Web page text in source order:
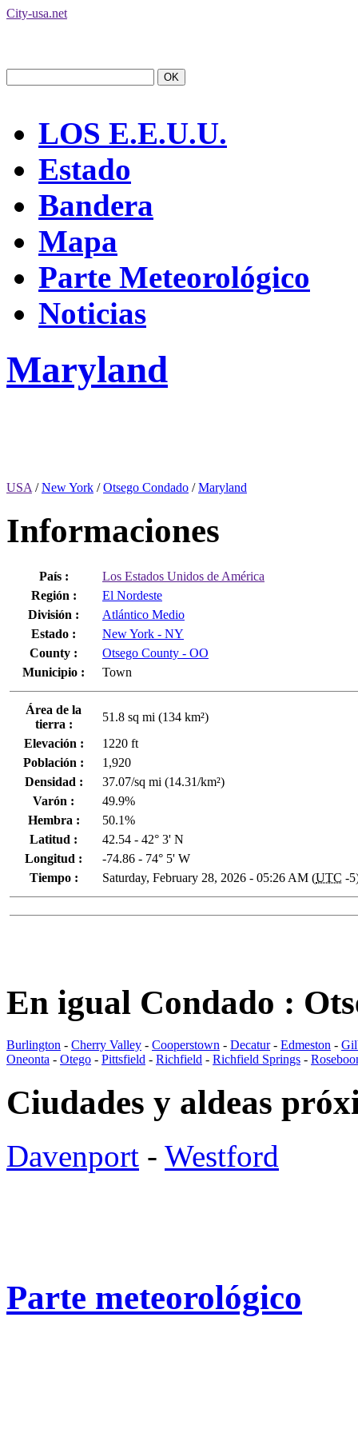
City-usa.net
LOS E.E.U.U.
Estado
Bandera
Mapa
Parte Meteorológico
Noticias
Maryland
USA /New York /Otsego Condado /Maryland
Informaciones
País :
Los Estados Unidos de América
Región :
El Nordeste
División :
Atlántico Medio
Estado :
New York - NY
County :
Otsego County - OO
Municipio :
Town
Área de la
tierra :
51.8 sq mi (134 km²)
Elevación :
1220 ft
Población :
1,920
Densidad :
37.07/sq mi (14.31/km²)
Varón :
49.9%
Hembra :
50.1%
Latitud :
42.54 - 42° 3' N
Longitud :
-74.86 - 74° 5' W
Tiempo :
Saturday, February 28, 2026 - 05:26 AM (UTC -
En igual Condado :
Burlington - Cherry Valley - Cooperstown - Decatur- Edmeston -
Oneonta - Otego - Pittsfield - Richfield - Richfield Springs -
Ciudades y aldeas
Davenport - Westford
Parte meteorológico